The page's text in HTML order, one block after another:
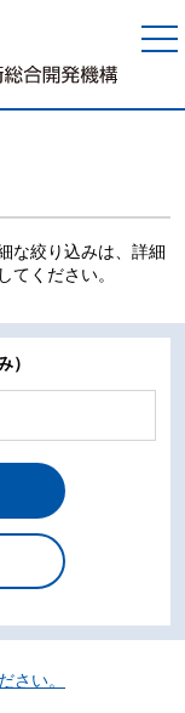
な絞り込みは、詳細
てください。
）
さい。